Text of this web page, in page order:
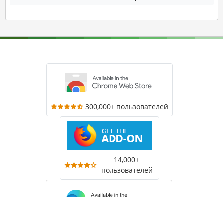
300,000+ пользователей
14,000+
пользователей